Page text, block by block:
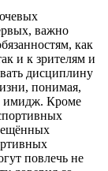
важно
как
и к зрителям и
дисциплину
понимая,
имидж. Кроме
повлечь не